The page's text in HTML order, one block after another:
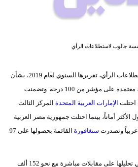
جالوب لاستطلاعات الرأي
أصدرت مؤسسة جالوب لاستطلاعات الرأي، تقريرها السنوي لعام 2019، بشأن
الدول الأكثر أماناً حول العالم، معتمدة على مؤشر من 100 درجة. وتضمنت
احتلت الإمارات العربية المتحدة المركز الثالث
الأكثر أماناً، بينما احتلت جمهورية مصر العربية
عربياً وتصدرت سنغافورة
القائمة بحصولها على 97
واعتمدت مؤسسة جالوب في تحليلها على مقابلات مباشرة مع نحو 152 ألف